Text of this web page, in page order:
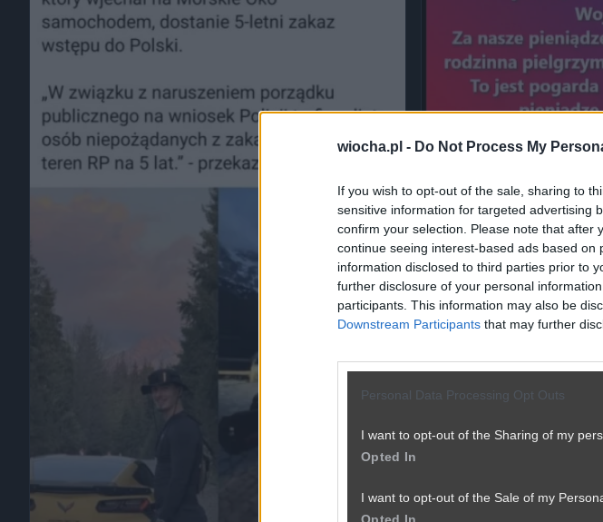
wiocha.pl - Do Not Process My
If you wish to opt-out of the sale, sharing to
sensitive information for targeted advertising
confirm your selection. Please note that after
continue seeing interest-based ads based
information disclosed to third parties prior to
further disclosure of your personal
participants. This information may also be
Downstream Participants that may further
Personal Data Processing Opt Outs
I want to opt-out of the Sharing of my
Opted In
I want to opt-out of the Sale of my
jak...
2420 1